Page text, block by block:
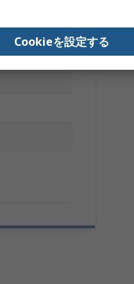
Cookieを設定する